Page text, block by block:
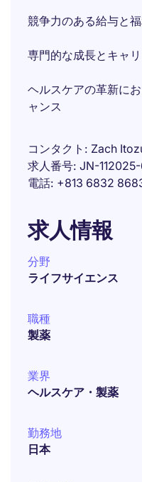
競争力のある給与と
専門的な成長とキャ
ヘルスケアの革新に
ャンス
コンタクト
Zach
求人番号 JN-
電話 +813 6832
求人情報
分野
ライフサイエンス
職種
製薬
業界
ヘルスケア・製薬
勤務地
日本